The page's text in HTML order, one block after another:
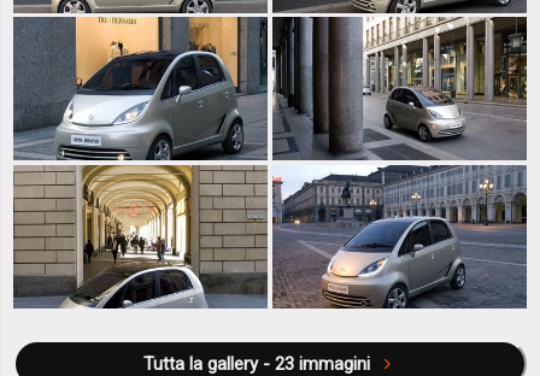
Tutta la gallery - 23 immagini